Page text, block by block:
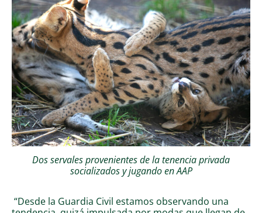
Dos servales provenientes de la tenencia privada
socializados y jugando en AAP
“Desde la Guardia Civil estamos observando una